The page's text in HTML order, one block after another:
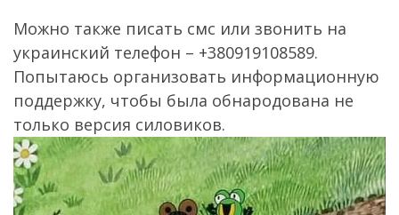
Можно также писать смс или звонить на
украинский телефон – +380919108589.
Попытаюсь организовать информационную
поддержку, чтобы была обнародована не
только версия силовиков.